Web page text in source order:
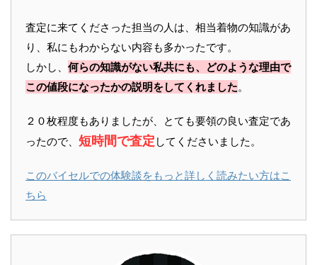
査定に来てくださった担当の人は、相当着物の知識があ
り、私にもわからない内容も多かったです。
しかし、 何らの知識がない私共にも、どのような理由で
この値段になったかの説明をしてくれました。
２０枚程度もありましたが、とても要領の良い査定であ
ったので、 短時間で査定 してくださいました。
このバイセルでの体験談をもっと詳しく読みたい方はこ
ちら